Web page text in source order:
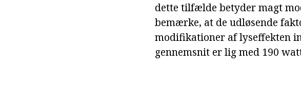
dette tilfælde betyder magt
bemærke, at de udløsende
modifikationer af lyseffekten
gennemsnit er lig med 190